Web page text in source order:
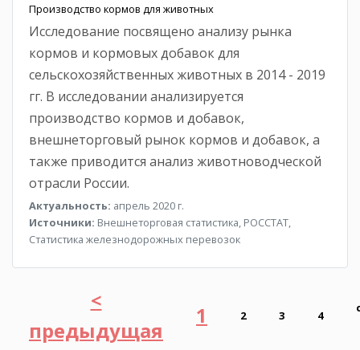
Производство кормов для животных
Исследование посвящено анализу рынка
кормов и кормовых добавок для
сельскохозяйственных животных в 2014 - 2019
гг. В исследовании анализируется
производство кормов и добавок,
внешнеторговый рынок кормов и добавок, а
также приводится анализ животноводческой
отрасли России.
Актуальность: апрель 2020 г.
Источники: Внешнеторговая статистика, РОССТАТ,
Статистика железнодорожных перевозок
<
предыдущая
1 2 3 4